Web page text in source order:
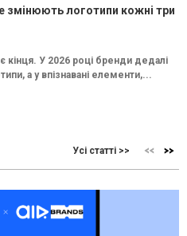
змінюють логотипи кожні три
кінця. У 2026 році бренди дедалі
а у впізнавані елементи,...
Усі статті >>